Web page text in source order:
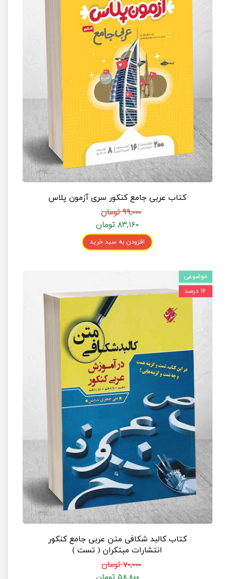
کتاب عربی جامع کنکور سری آزمون پلاس
۹۹,۰۰۰ تومان
۸۳,۱۶۰ تومان
افزودن به سبد خرید
کتاب کالبد شکافی متن عربی جامع کنکور
انتشارات مبتکران ( تست )
۷۰,۰۰۰ تومان
موضوعی
۱۶ درصد